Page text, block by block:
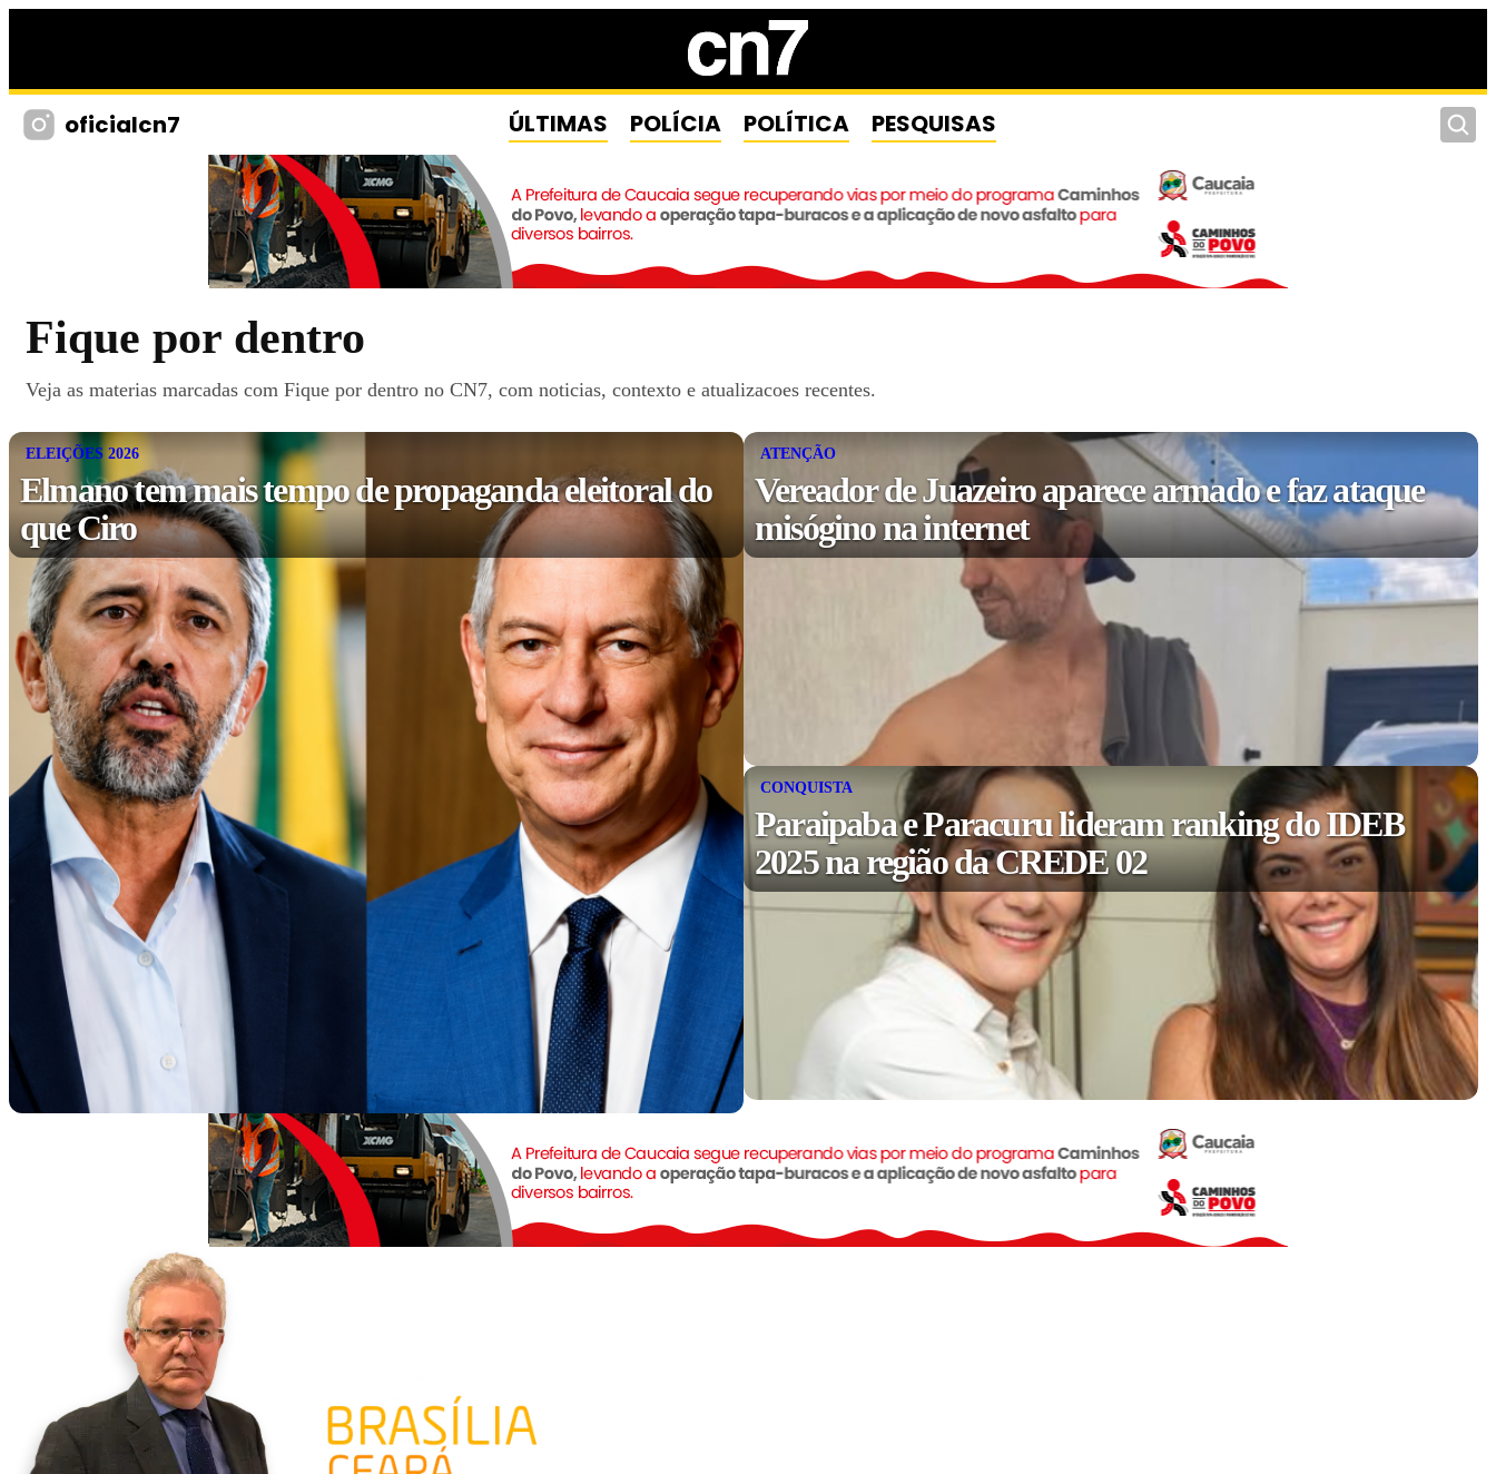
oficialcn7 ÚLTIMAS POLÍCIA POLÍTICA PESQUISAS
Fique por dentro
Veja as materias marcadas com Fique por dentro no CN7, com noticias, contexto e atualizacoes recentes.
ELEIÇÕES 2026
Elmano tem mais tempo de propaganda eleitoral do
que Ciro
ATENÇÃO
Vereador de Juazeiro aparece armado e faz ataque
misógino na internet
CONQUISTA
Paraipaba e Paracuru lideram ranking do IDEB
2025 na região da CREDE 02